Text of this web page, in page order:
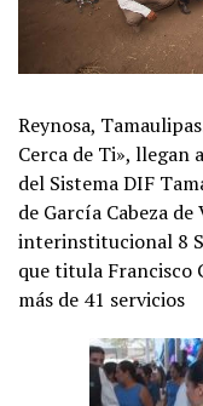
Reynosa,
Cerca de Ti», llegan
del Sistema DIF
de García Cabeza
interinstitucional 8
que titula Francisco
más de 41 servicios